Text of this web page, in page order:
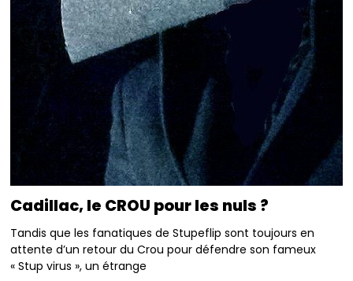
Cadillac, le CROU pour les nuls ?
Tandis que les fanatiques de Stupeflip sont toujours en
attente d’un retour du Crou pour défendre son fameux
« Stup virus », un étrange